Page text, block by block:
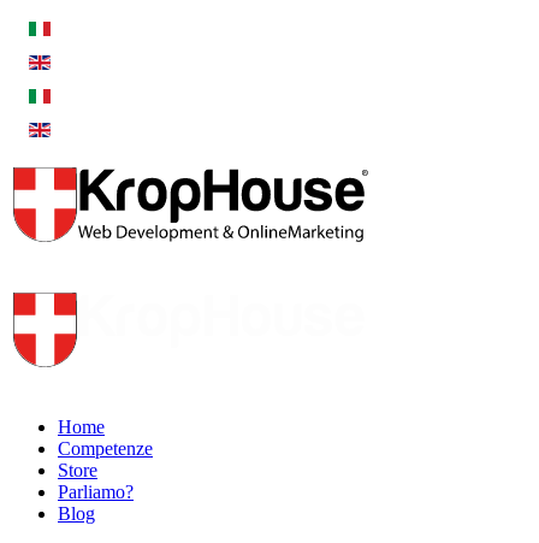
Home
Competenze
Store
Parliamo?
Blog